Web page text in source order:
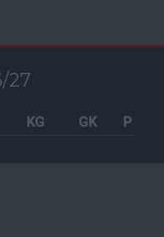
27
KG GK P